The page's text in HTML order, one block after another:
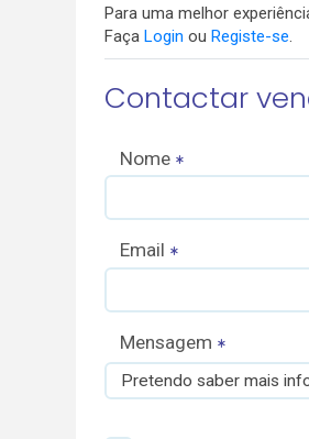
Para uma melhor
Faça Login ou Registe-se.
Contactar
Nome
Email
Mensagem
Pretendo saber mais